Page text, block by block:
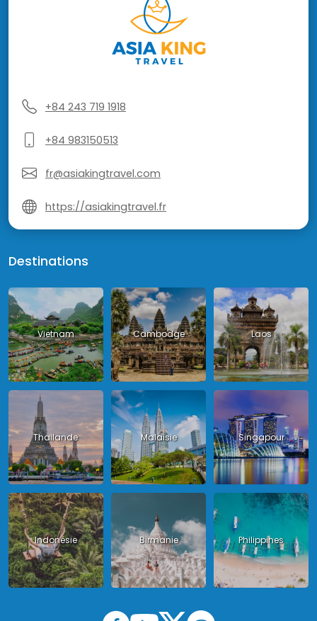
+84 243 719 1918
+84 983150513
fr@asiakingtravel.com
https://asiakingtravel.fr
Destinations
Vietnam Cambodge Laos
Thailande Malaisie Singapour
Indonésie Birmanie Philippines